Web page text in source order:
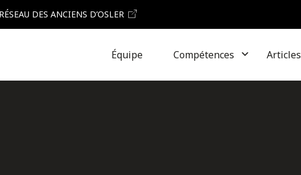
RÉSEAU DES ANCIENS D’OSLER
Équipe Compétences Articles